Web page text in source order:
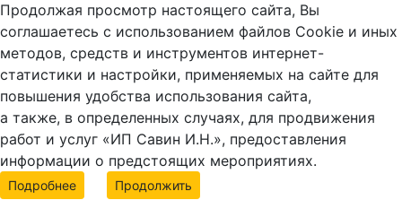
Продолжая просмотр настоящего сайта, Вы
соглашаетесь с использованием файлов Cookie и иных
методов, средств и инструментов интернет-
статистики и настройки, применяемых на сайте для
повышения удобства использования сайта,
а также, в определенных случаях, для продвижения
работ и услуг «ИП Савин И.Н.», предоставления
информации о предстоящих мероприятиях.
Подробнее Продолжить